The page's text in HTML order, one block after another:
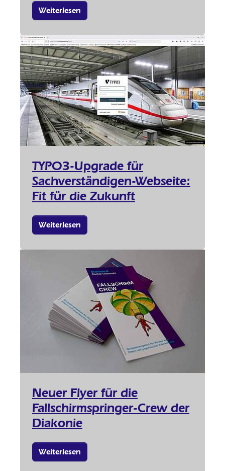
Weiterlesen
TYPO3-Upgrade für
Sachverständigen-Webseite:
Fit für die Zukunft
Weiterlesen
Neuer Flyer für die
Fallschirmspringer-Crew der
Diakonie
Weiterlesen